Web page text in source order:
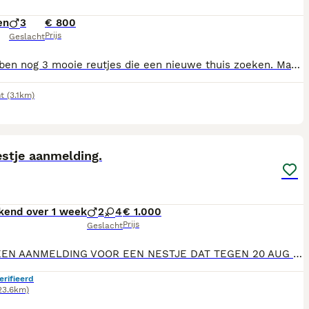
3
Geslacht
€ 800
Prijs
Wij hebben nog 3 mooie reutjes die een nieuwe thuis zoeken. Mama (bruin) en papa (grijs) wonen ook gezellig bij ons en zijn dus ook te bekijken. Ze zijn gechipt, meerdere keren ontwormd en hebben de standaard vaccins alsook het vaccin tegen kennelhoest, de rattenziekte en hondsdolheid gekregen.
(3.1km)
aanmelding.
over 1 week 2 4
Geslacht
€ 1.000
Prijs
DIT IS EEN AANMELDING VOOR EEN NESTJE DAT TEGEN 20 AUG GEBOREN ZAL WORDEN. het aantal is nog niet gekend dat er zal komen ook het geslacht niet maar moest iets invullen het kunnen net zo goed 6 meisjes of 6 jongens zijn. het vorig nestje ( 8juni 2025 ) was 1 jongen en 5 meisjes en ze zijn naar 4 gezinnen gegaan. 2naar lier ( op een manege) 2naar hilversum 1 naar amsterdam 1 naar heist op den berg. ze hebben op 8juni hun eerste verjaardag gevierd, ze stellen het allemaal prima. zoals de vorige keer zullen ze ook alles meekrijgen om de eerste maand door te komen, de speeltjes zullen gebruikt zijn met de geur van de andere pups ( is een snellere aanpassing bij het verlaten vh nestje ) voeding 1.5a2kg plasdoekjes enz enz.